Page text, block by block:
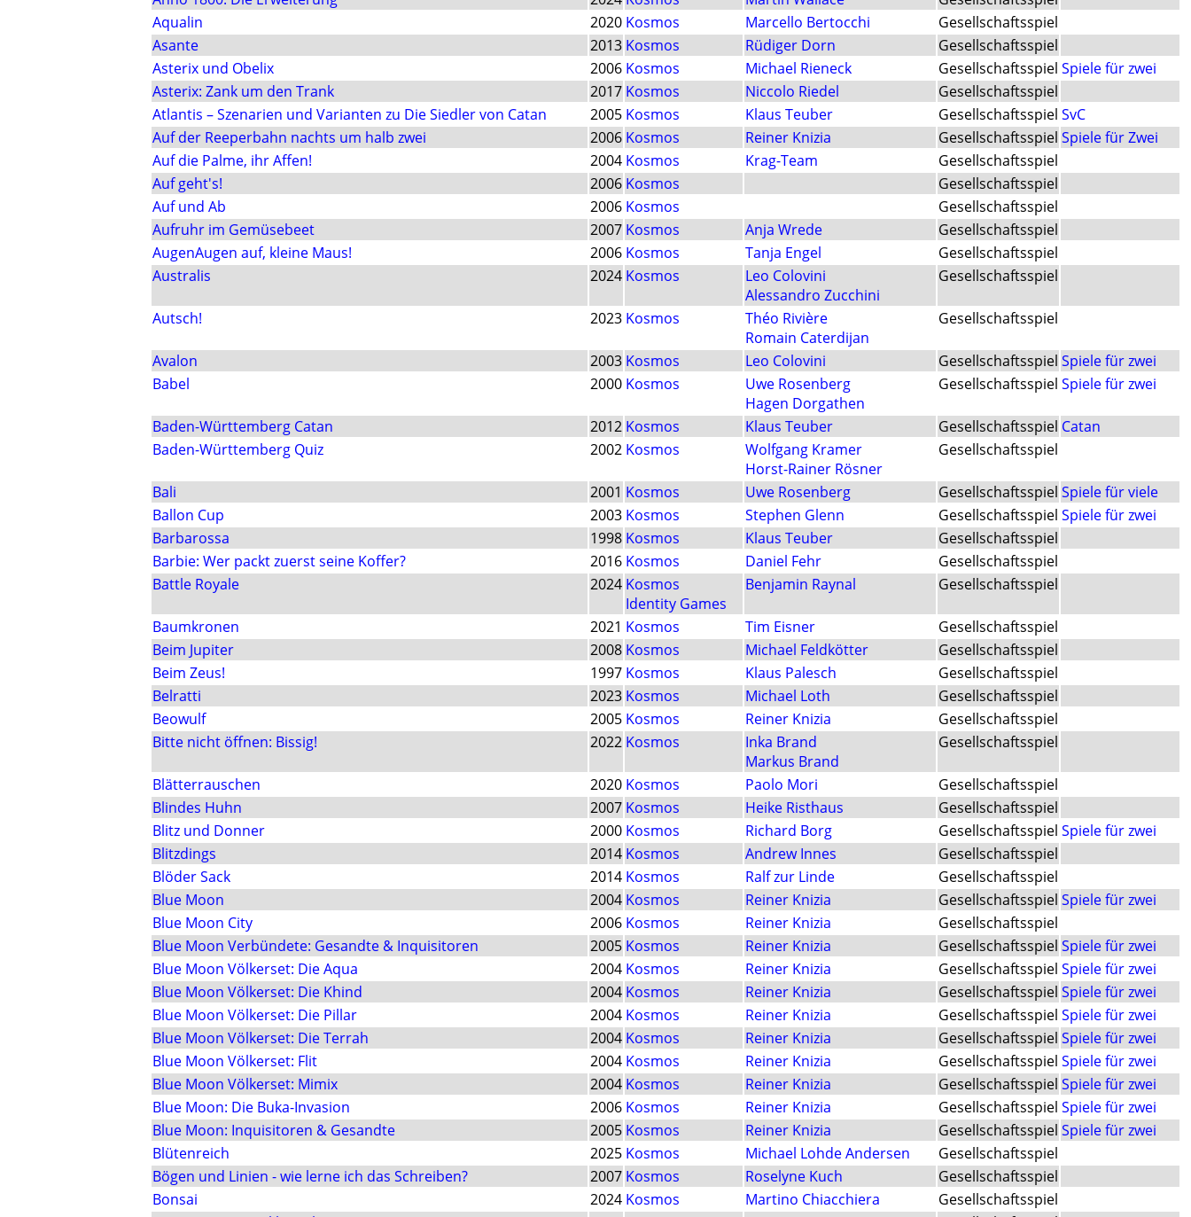
Aqualin
2020 Kosmos Marcello Bertocchi
Gesellschaftsspiel
Asante
2013 Kosmos Rüdiger Dorn
Gesellschaftsspiel
Asterix und Obelix
2006 Kosmos Michael Rieneck Gesellschaftsspiel Spiele für zwei
Asterix: Zank um den Trank
2017 Kosmos Niccolo Riedel
Gesellschaftsspiel
Atlantis – Szenarien und Varianten zu Die Siedler von Catan
2005 Kosmos Klaus Teuber Gesellschaftsspiel SvC
Auf der Reeperbahn nachts um halb zwei
2006 Kosmos Reiner Knizia Gesellschaftsspiel Spiele für Zwei
Auf die Palme, ihr Affen!
2004 Kosmos Krag-Team
Gesellschaftsspiel
Auf geht's!
2006 Kosmos
Gesellschaftsspiel
Auf und Ab
2006 Kosmos
Gesellschaftsspiel
Aufruhr im Gemüsebeet
2007 Kosmos Anja Wrede
Gesellschaftsspiel
AugenAugen auf, kleine Maus!
2006 Kosmos Tanja Engel
Gesellschaftsspiel
Australis
2024 Kosmos
Leo Colovini
Alessandro Zucchini
Gesellschaftsspiel
Autsch! 2023 Kosmos
Théo Rivière
Romain Caterdijan
Gesellschaftsspiel
Avalon 2003 Kosmos Leo Colovini Gesellschaftsspiel Spiele für zwei
Babel
2000 Kosmos
Uwe Rosenberg
Hagen Dorgathen
Gesellschaftsspiel Spiele für zwei
Baden-Württemberg Catan 2012 Kosmos Klaus Teuber Gesellschaftsspiel Catan
Baden-Württemberg Quiz
2002 Kosmos
Wolfgang Kramer
Horst-Rainer Rösner
Gesellschaftsspiel
Bali 2001 Kosmos Uwe Rosenberg Gesellschaftsspiel Spiele für viele
Ballon Cup
2003 Kosmos Stephen Glenn Gesellschaftsspiel Spiele für zwei
Barbarossa
1998 Kosmos Klaus Teuber
Gesellschaftsspiel
Barbie: Wer packt zuerst seine Koffer?
2016 Kosmos Daniel Fehr
Gesellschaftsspiel
Battle Royale
2024 Kosmos
Identity Games
Benjamin Raynal Gesellschaftsspiel
Baumkronen 2021 Kosmos Tim Eisner
Gesellschaftsspiel
Beim Jupiter
2008 Kosmos Michael Feldkötter
Gesellschaftsspiel
Beim Zeus!
1997 Kosmos Klaus Palesch
Gesellschaftsspiel
Belratti
2023 Kosmos Michael Loth
Gesellschaftsspiel
Beowulf
2005 Kosmos Reiner Knizia
Gesellschaftsspiel
Bitte nicht öffnen: Bissig!
2022 Kosmos
Inka Brand
Markus Brand
Gesellschaftsspiel
Blätterrauschen 2020 Kosmos Paolo Mori
Gesellschaftsspiel
Blindes Huhn
2007 Kosmos Heike Risthaus
Gesellschaftsspiel
Blitz und Donner
2000 Kosmos Richard Borg Gesellschaftsspiel Spiele für zwei
Blitzdings
2014 Kosmos Andrew Innes
Gesellschaftsspiel
Blöder Sack
2014 Kosmos Ralf zur Linde
Gesellschaftsspiel
Blue Moon
2004 Kosmos Reiner Knizia Gesellschaftsspiel Spiele für zwei
Blue Moon City
2006 Kosmos Reiner Knizia
Gesellschaftsspiel
Blue Moon Verbündete: Gesandte & Inquisitoren
2005 Kosmos Reiner Knizia Gesellschaftsspiel Spiele für zwei
Blue Moon Völkerset: Die Aqua
2004 Kosmos Reiner Knizia Gesellschaftsspiel Spiele für zwei
Blue Moon Völkerset: Die Khind
2004 Kosmos Reiner Knizia Gesellschaftsspiel Spiele für zwei
Blue Moon Völkerset: Die Pillar
2004 Kosmos Reiner Knizia Gesellschaftsspiel Spiele für zwei
Blue Moon Völkerset: Die Terrah
2004 Kosmos Reiner Knizia Gesellschaftsspiel Spiele für zwei
Blue Moon Völkerset: Flit
2004 Kosmos Reiner Knizia Gesellschaftsspiel Spiele für zwei
Blue Moon Völkerset: Mimix
2004 Kosmos Reiner Knizia Gesellschaftsspiel Spiele für zwei
Blue Moon: Die Buka-Invasion
2006 Kosmos Reiner Knizia Gesellschaftsspiel Spiele für zwei
Blue Moon: Inquisitoren & Gesandte
2005 Kosmos Reiner Knizia Gesellschaftsspiel Spiele für zwei
Blütenreich
2025 Kosmos Michael Lohde Andersen
Gesellschaftsspiel
Bögen und Linien - wie lerne ich das Schreiben?
2007 Kosmos Roselyne Kuch
Gesellschaftsspiel
Bonsai
2024 Kosmos Martino Chiacchiera
Gesellschaftsspiel